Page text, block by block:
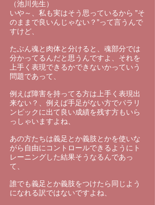
（池川先生）
いや～、私も実はそう思っているから ”そ
のままで良いんじゃない？”って言うんで
すけど、
たぶん魂と肉体と分けると、魂部分では
分かってるんだと思うんですよ、それを
上手く表現できるかできないかっていう
問題であって、
例えば障害を持ってる方は上手く表現出
来ない？、例えば手足がない方でパラリ
ンピックに出て良い成績を残す方もいら
っしゃいますよね、
あの方たちは義足とか義肢とかを使いな
がら自由にコントロールできるようにト
レーニングした結果そうなるんであっ
て、
誰でも義足とか義肢をつけたら同じよう
になれる訳ではないですよね、